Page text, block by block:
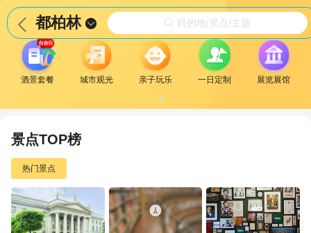
 都柏林   目的地/景点/主题
酒景套餐 城市观光 亲子玩乐 一日定制 展览展馆
景点TOP榜
热门景点